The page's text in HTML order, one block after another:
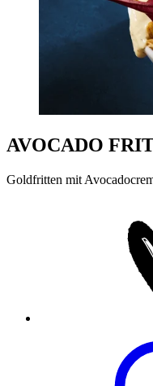
AVOCADO
Goldfritten mit